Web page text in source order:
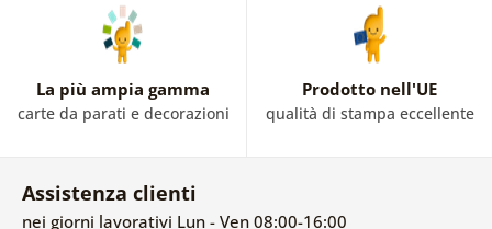
La più ampia gamma
carte da parati e decorazioni
Prodotto nell'UE
qualità di stampa eccellente
Assistenza clienti
nei giorni lavorativi Lun - Ven 08:00-16:00